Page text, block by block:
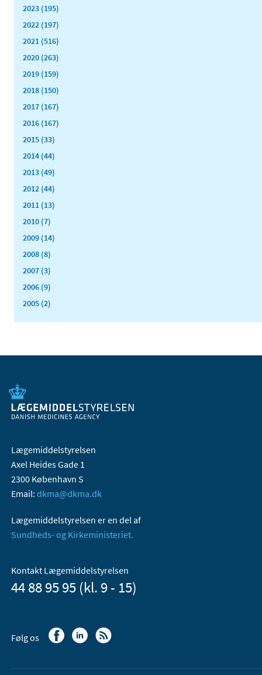
2023 (195)
2022 (197)
2021 (516)
2020 (263)
2019 (159)
2018 (150)
2017 (167)
2016 (167)
2015 (33)
2014 (44)
2013 (49)
2012 (44)
2011 (13)
2010 (7)
2009 (14)
2008 (8)
2007 (3)
2006 (9)
2005 (2)
Lægemiddelstyrelsen
Axel Heides Gade 1
2300 København S
Email: dkma@dkma.dk
Lægemiddelstyrelsen er en del af
Sundheds- og Kirkeministeriet.
Kontakt Lægemiddelstyrelsen
44 88 95 95 (kl. 9 - 15)
Følg os